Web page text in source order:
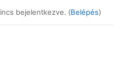
bemeneti adatok váltása
bejelentkezve. (Belépés)